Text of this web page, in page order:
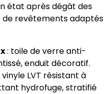
état après dégât des
de revêtements adaptés
: toile de verre anti-
enduit décoratif.
vinyle LVT résistant à
hydrofuge, stratifié